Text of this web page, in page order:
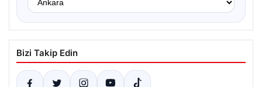
Bizi Takip Edin